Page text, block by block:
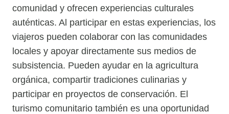
comunidad y ofrecen experiencias culturales
auténticas. Al participar en estas experiencias, los
viajeros pueden colaborar con las comunidades
locales y apoyar directamente sus medios de
subsistencia. Pueden ayudar en la agricultura
orgánica, compartir tradiciones culinarias y
participar en proyectos de conservación. El
turismo comunitario también es una oportunidad